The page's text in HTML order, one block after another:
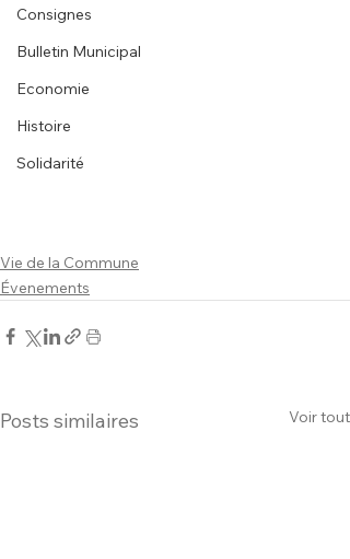
Consignes
Bulletin Municipal
Economie
Histoire
Solidarité
Vie de la Commune
Évenements
Posts similaires Voir tout